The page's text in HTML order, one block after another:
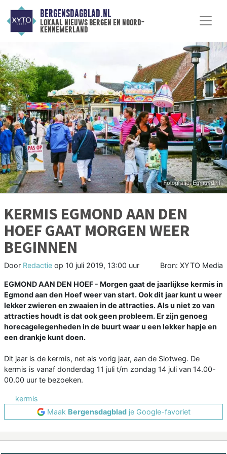
BERGENSDAGBLAD.NL
lokaal nieuws bergen en noord-
kennemerland
KERMIS EGMOND AAN DEN
HOEF GAAT MORGEN WEER
BEGINNEN
Door Redactie op 10 juli 2019, 13:00 uur Bron: XYTO Media
EGMOND AAN DEN HOEF - Morgen gaat de jaarlijkse kermis in
Egmond aan den Hoef weer van start. Ook dit jaar kunt u weer
lekker zwieren en zwaaien in de attracties. Als u niet zo van
attracties houdt is dat ook geen probleem. Er zijn genoeg
horecagelegenheden in de buurt waar u een lekker hapje en
een drankje kunt doen.
Dit jaar is de kermis, net als vorig jaar, aan de Slotweg. De
kermis is vanaf donderdag 11 juli t/m zondag 14 juli van 14.00-
00.00 uur te bezoeken.
kermis
Maak Bergensdagbladje Google-favoriet